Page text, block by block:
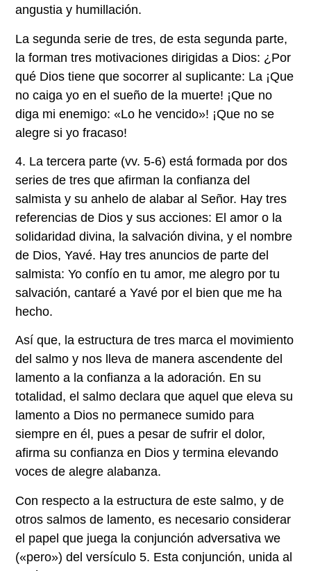
angustia y humillación.
La segunda serie de tres, de esta segunda parte,
la forman tres motivaciones dirigidas a Dios: ¿Por
qué Dios tiene que socorrer al suplicante: La ¡Que
no caiga yo en el sueño de la muerte! ¡Que no
diga mi enemigo: «Lo he vencido»! ¡Que no se
alegre si yo fracaso!
4. La tercera parte (vv. 5-6) está formada por dos
series de tres que afirman la confianza del
salmista y su anhelo de alabar al Señor. Hay tres
referencias de Dios y sus acciones: El amor o la
solidaridad divina, la salvación divina, y el nombre
de Dios, Yavé. Hay tres anuncios de parte del
salmista: Yo confío en tu amor, me alegro por tu
salvación, cantaré a Yavé por el bien que me ha
hecho.
Así que, la estructura de tres marca el movimiento
del salmo y nos lleva de manera ascendente del
lamento a la confianza a la adoración. En su
totalidad, el salmo declara que aquel que eleva su
lamento a Dios no permanece sumido para
siempre en él, pues a pesar de sufrir el dolor,
afirma su confianza en Dios y termina elevando
voces de alegre alabanza.
Con respecto a la estructura de este salmo, y de
otros salmos de lamento, es necesario considerar
el papel que juega la conjunción adversativa we
(«pero») del versículo 5. Esta conjunción, unida al